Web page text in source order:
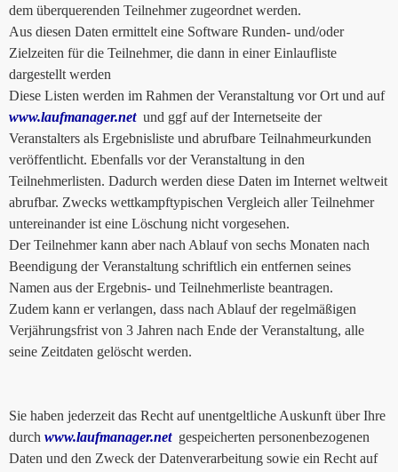
dem überquerenden Teilnehmer zugeordnet werden.
Aus diesen Daten ermittelt eine Software Runden- und/oder
Zielzeiten für die Teilnehmer, die dann in einer Einlaufliste
dargestellt werden
Diese Listen werden im Rahmen der Veranstaltung vor Ort und auf
www.laufmanager.netund ggf auf der Internetseite der
Veranstalters als Ergebnisliste und abrufbare Teilnahmeurkunden
veröffentlicht. Ebenfalls vor der Veranstaltung in den
Teilnehmerlisten. Dadurch werden diese Daten im Internet weltweit
abrufbar. Zwecks wettkampftypischen Vergleich aller Teilnehmer
untereinander ist eine Löschung nicht vorgesehen.
Der Teilnehmer kann aber nach Ablauf von sechs Monaten nach
Beendigung der Veranstaltung schriftlich ein entfernen seines
Namen aus der Ergebnis- und Teilnehmerliste beantragen.
Zudem kann er verlangen, dass nach Ablauf der regelmäßigen
Verjährungsfrist von 3 Jahren nach Ende der Veranstaltung, alle
seine Zeitdaten gelöscht werden.
Sie haben jederzeit das Recht auf unentgeltliche Auskunft über Ihre
durch www.laufmanager.netgespeicherten personenbezogenen
Daten und den Zweck der Datenverarbeitung sowie ein Recht auf